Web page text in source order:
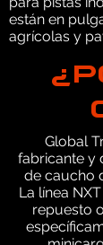
están en
agrícolas y
Global
fabricante y
de caucho
La línea
repuesto